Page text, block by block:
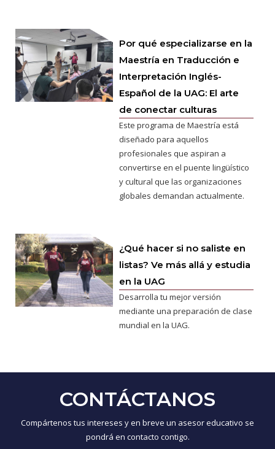
Por qué especializarse en la
Maestría en Traducción e
Interpretación Inglés-
Español de la UAG: El arte
de conectar culturas
Este programa de Maestría está
diseñado para aquellos
profesionales que aspiran a
convertirse en el puente lingüístico
y cultural que las organizaciones
globales demandan actualmente.
¿Qué hacer si no saliste en
listas? Ve más allá y estudia
en la UAG
Desarrolla tu mejor versión
mediante una preparación de clase
mundial en la UAG.
CONTÁCTANOS
Compártenos tus intereses y en breve un asesor educativo se
pondrá en contacto contigo.